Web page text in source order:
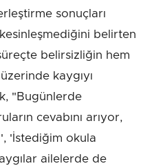
sonuçları
belirten
belirsizliğin hem
kaygıyı
"Bugünlerde
cevabını arıyor,
'İstediğim okula
ailelerde de